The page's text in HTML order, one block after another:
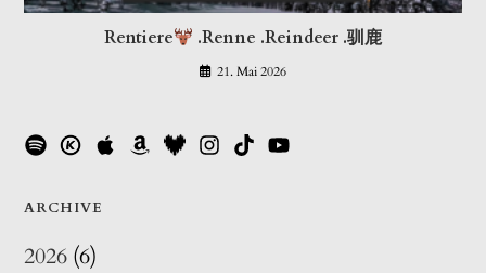
Rentiere .Renne .Reindeer .驯鹿
21. Mai 2026
ARCHIVE
2026 (6)